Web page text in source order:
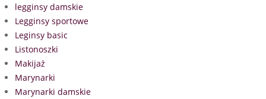
legginsy damskie
Legginsy sportowe
Leginsy basic
Listonoszki
Makijaż
Marynarki
Marynarki damskie